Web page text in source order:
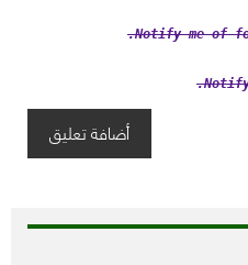
Notify me of